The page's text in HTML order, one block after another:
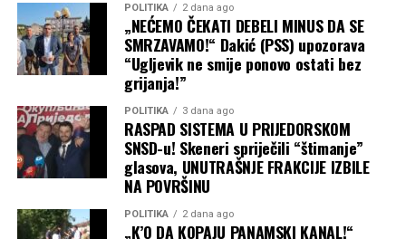
POLITIKA 2 dana ago
„NEĆEMO ČEKATI DEBELI MINUS DA SE
SMRZAVAMO!“ Dakić (PSS) upozorava
“Ugljevik ne smije ponovo ostati bez
grijanja!”
POLITIKA 3 dana ago
RASPAD SISTEMA U PRIJEDORSKOM
SNSD-u! Skeneri spriječili “štimanje”
glasova, UNUTRAŠNJE FRAKCIJE IZBILE
NA POVRŠINU
POLITIKA 2 dana ago
„K’O DA KOPAJU PANAMSKI KANAL!“